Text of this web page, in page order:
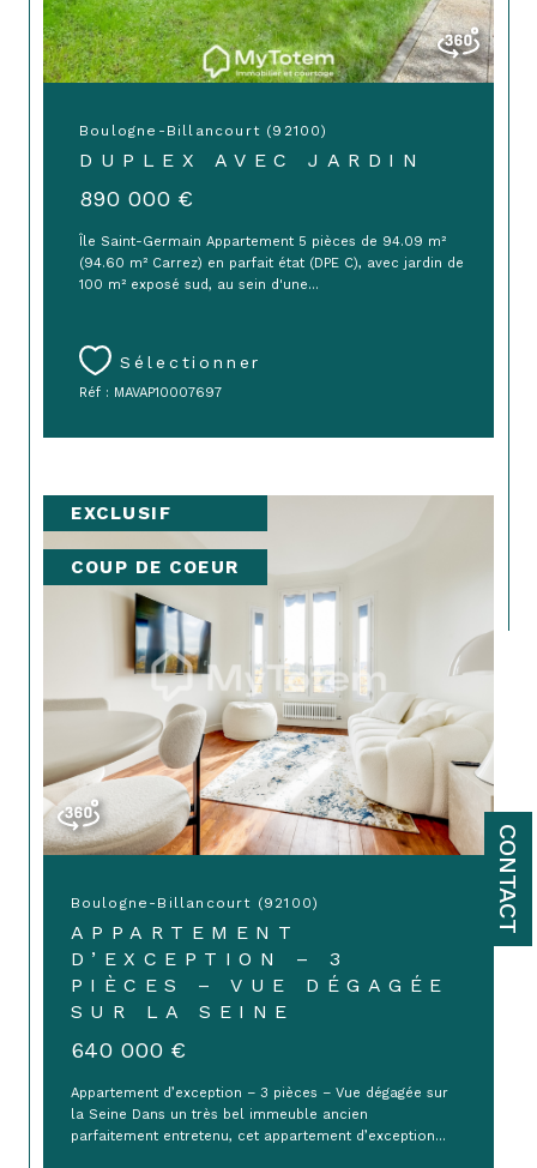
CONTACT
Boulogne-Billancourt (92100)
DUPLEX AVEC JARDIN
890 000 €
Île Saint-Germain Appartement 5 pièces de 94.09 m²
(94.60 m² Carrez) en parfait état (DPE C), avec jardin de
100 m² exposé sud, au sein d'une...
Sélectionner
Réf : MAVAP10007697
Boulogne-Billancourt (92100)
APPARTEMENT
D’EXCEPTION – 3
PIÈCES – VUE DÉGAGÉE
SUR LA SEINE
640 000 €
Appartement d’exception – 3 pièces – Vue dégagée sur
la Seine Dans un très bel immeuble ancien
parfaitement entretenu, cet appartement d’exception...
EXCLUSIF
COUP DE COEUR